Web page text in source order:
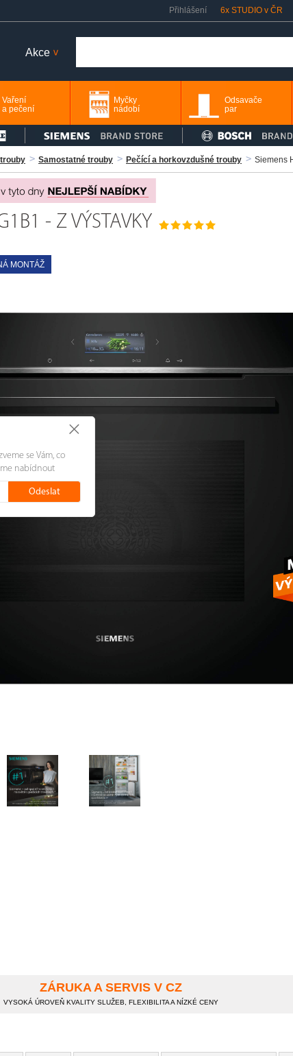
Přihlášení 6x STUDIO v ČR
Akce>
Vaření
a pečení
Myčky
nádobí
Odsavače
par
Samostatné trouby Pečící a horkovzdušné trouby Siemens
- Z VÝSTAVKY
MONTÁŽ
+
se Vám, co
nabídnout
ZÁRUKA A SERVIS V CZ
VYSOKÁ ÚROVEŇ KVALITY SLUŽEB, FLEXIBILITA A NÍZKÉ CENY